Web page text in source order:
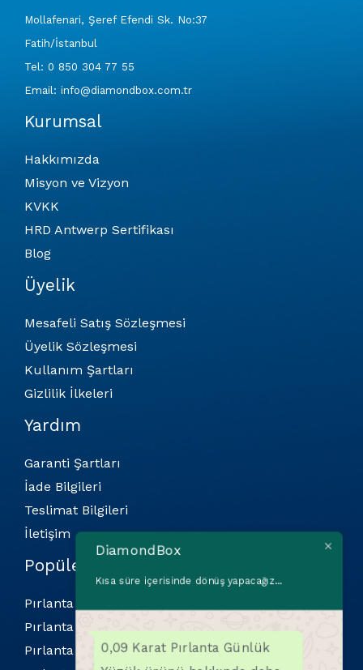
Mollafenari, Şeref Efendi Sk. No:37
Fatih/İstanbul
Tel: 0 850 304 77 55
Email: info@diamondbox.com.tr
Kurumsal
Hakkımızda
Misyon ve Vizyon
KVKK
HRD Antwerp Sertifikası
Blog
Üyelik
Mesafeli Satış Sözleşmesi
Üyelik Sözleşmesi
Kullanım Şartları
Gizlilik İlkeleri
Yardım
Garanti Şartları
İade Bilgileri
Teslimat Bilgileri
İletişim
Popüler Kategoriler
Pırlanta Bilekliler
Pırlanta Kolyeler
Pırlanta Küpeler
DiamondBox
Kısa süre içerisinde dönüş yapacağız...
0,09 Karat Pırlanta Günlük